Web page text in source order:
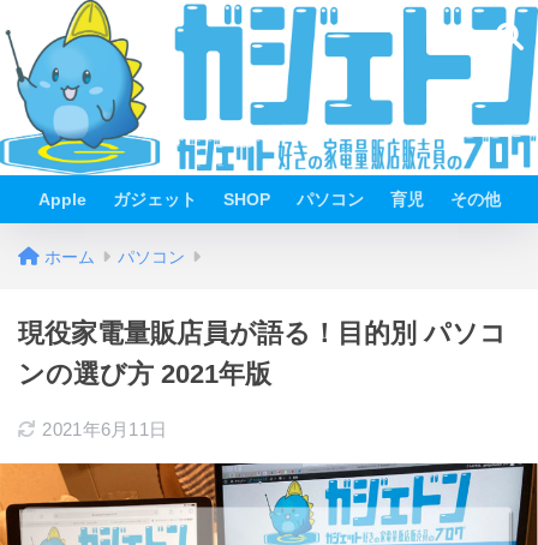
Apple ガジェット SHOP パソコン 育児 その他
ホーム パソコン
現役家電量販店員が語る！目的別 パソコ
ンの選び方 2021年版
2021年6月11日